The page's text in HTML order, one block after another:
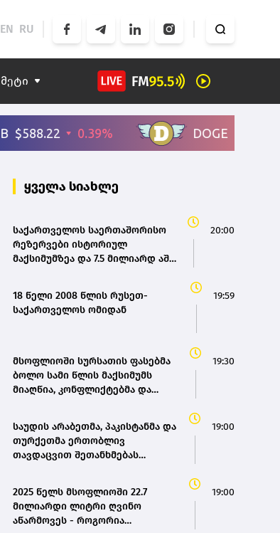
EN RU
მეტი
ყველა სიახლე
საქართველოს საერთაშორისო
რეზერვები ისტორიულ
მაქსიმუმზეა და 7.5 მილიარდ აშშ
20:00
18 წელი 2008 წლის რუსეთ-
საქართველოს ომიდან
19:59
მსოფლიოში სურსათის ფასებმა
ბოლო სამი წლის მაქსიმუმს
მიაღწია, კონფლიქტებმა და
„გარდიანი“
19:30
საუდის არაბეთმა, პაკისტანმა და
თურქეთმა ერთობლივ
თავდაცვით შეთანხმებას
19:00
2025 წელს მსოფლიოში 22.7
მილიარდი ლიტრი ღვინო
აწარმოვეს - როგორია
19:00